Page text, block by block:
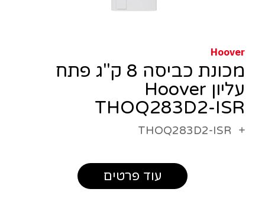
Hoover
מכונת כביסה 8 ק"ג פתח
עליון Hoover
THOQ283D2-ISR
THOQ283D2-ISR
עוד פרטים